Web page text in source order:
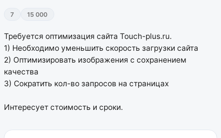
7 15 000
Требуется оптимизация сайта Touch-plus.ru.
1) Необходимо уменьшить скорость загрузки сайта
2) Оптимизировать изображения с сохранением
качества
3) Сократить кол-во запросов на страницах
Интересует стоимость и сроки.